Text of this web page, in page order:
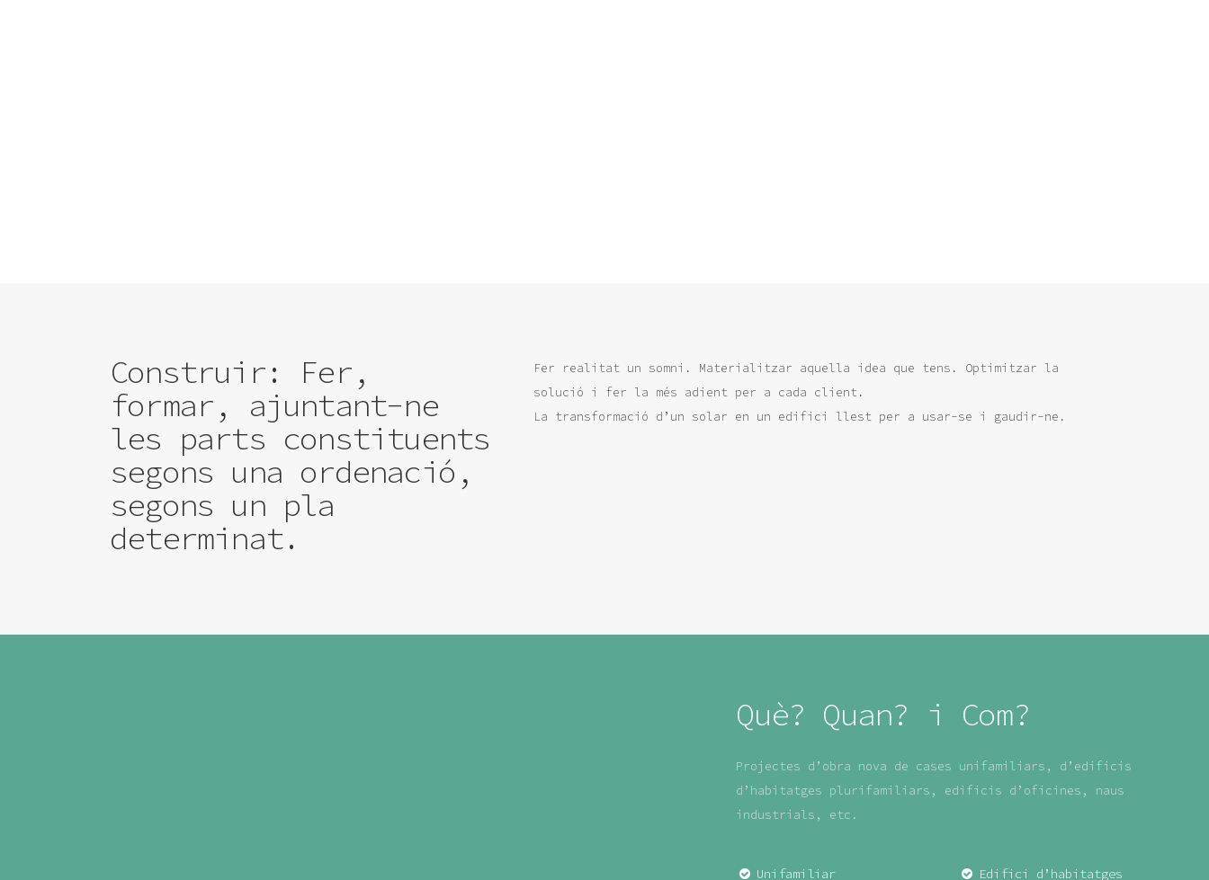
Construir: Fer,
formar, ajuntant-ne
les parts constituents
segons una ordenació,
segons un pla
determinat.
Fer realitat un somni. Materialitzar aquella idea que tens. Optimitzar la
solució i fer la més adient per a cada client.
La transformació d’un solar en un edifici llest per a usar-se i gaudir-ne.
Què? Quan? i Com?
Projectes d’obra nova de cases unifamiliars, d’edificis
d’habitatges plurifamiliars, edificis d’oficines, naus
industrials, etc.
Unifamiliar
Edifici d’habitatges